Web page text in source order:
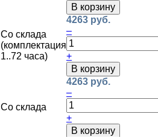
В корзину
Со склада
(комплектация
1..72 часа)
4263 руб.
–
+
В корзину
Со склада
4263 руб.
–
+
В корзину